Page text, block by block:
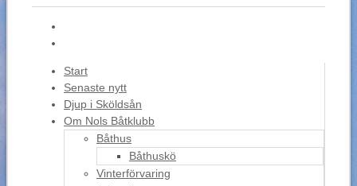
Start
Senaste nytt
Djup i Sköldsån
Om Nols Båtklubb
Båthus
Båthuskö
Vinterförvaring